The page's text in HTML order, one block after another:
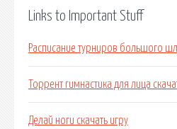
Links to Important Stuff
Расписание турниров большого
Торрент гимнастика для лица
Делай ноги скачать игру